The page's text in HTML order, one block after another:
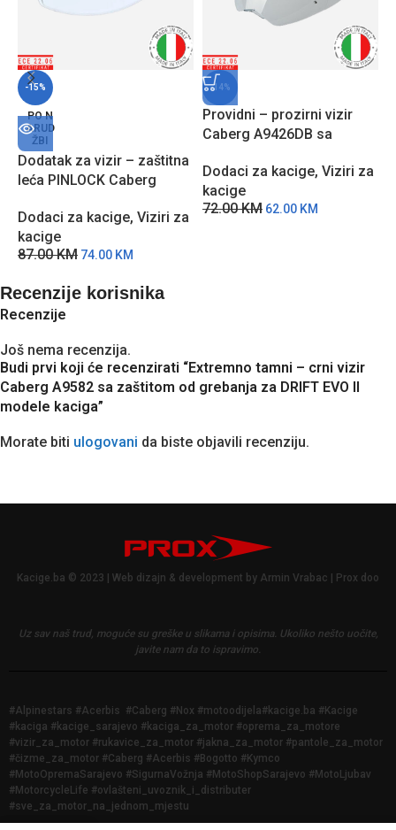
-15%
PO N
ARUD
ŽBI
Dodatak za vizir – zaštitna
leća PINLOCK Caberg
protiv zamagljivanja
Dodaci za kacige, Viziri za
kacige
87.00KM 74.00 KM
-14%
Providni – prozirni vizir
Caberg A9426DB sa
DUKE X modele kaciga
Dodaci za kacige, Viziri za
kacige
72.00KM 62.00 KM
Recenzije korisnika
Recenzije
Još nema recenzija.
Budi prvi koji će recenzirati “Extremno tamni – crni vizir
Caberg A9582 sa zaštitom od grebanja za DRIFT EVO II
modele kaciga”
Morate biti ulogovani da biste objavili recenziju.
Kacige.ba © 2023 | Web dizajn & development by Armin Vrabac | Prox doo
Uz sav naš trud, moguće su greške u slikama i opisima. Ukoliko nešto uočite,
javite nam da to ispravimo.
#Alpinestars #Acerbis #Caberg #Nox #motoodijela#kacige.ba #Kacige
#kaciga #kacige_sarajevo #kaciga_za_motor #oprema_za_motore
#vizir_za_motor #rukavice_za_motor #jakna_za_motor #pantole_za_motor
#čizme_za_motor #Caberg #Acerbis #Bogotto #Kymco
#MotoOpremaSarajevo #SigurnaVožnja #MotoShopSarajevo #MotoLjubav
#MotorcycleLife #ovlašteni_uvoznik_i_distributer
#sve_za_motor_na_jednom_mjestu